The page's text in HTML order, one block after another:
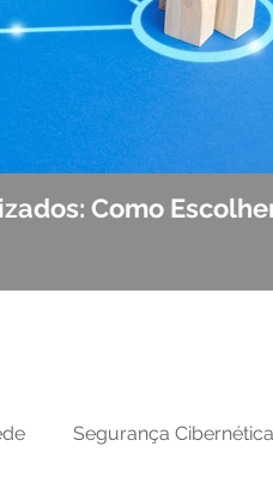
Como
Segurança Cibernética